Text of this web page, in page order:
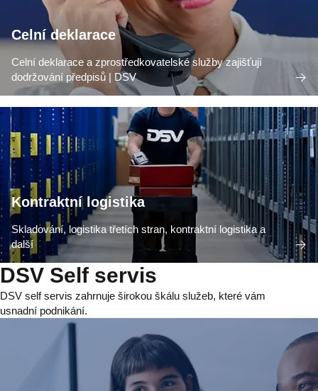
Celní deklarace
Celní deklarace a zprostředkovatelské služby zajišťují
dodržování předpisů | DSV
Kontraktní logistika
Skladování, logistika třetích stran, kontraktní logistika a
další
DSV Self servis
DSV self servis zahrnuje širokou škálu služeb, které vám
usnadní podnikání.